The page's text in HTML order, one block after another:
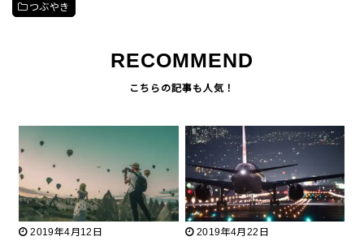
つぶやき
RECOMMEND
2019年4月12日
2019年4月22日